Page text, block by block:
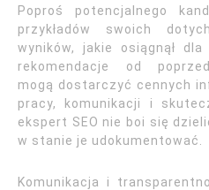
Poproś potencjalnego
przykładów swoich
wyników, jakie osiągnął
rekomendacje od
mogą dostarczyć cennych
pracy, komunikacji i
ekspert SEO nie boi się
w stanie je udokumentować.
Komunikacja i